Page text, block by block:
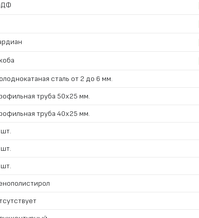
сталь от 2 до 6 мм.
труба 50х25 мм.
труба 40х25 мм.